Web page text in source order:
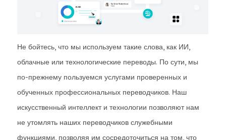
Не бойтесь, что мы используем такие слова, как ИИ,
облачные или технологические переводы. По сути, мы
по-прежнему пользуемся услугами проверенных и
обученных профессиональных переводчиков. Наш
искусственный интеллект и технологии позволяют нам
не утомлять наших переводчиков служебными
функциями, позволяя им сосредоточиться на том, что